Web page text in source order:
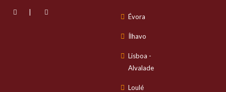
|
Évora
Ílhavo
Lisboa -
Alvalade
Loulé